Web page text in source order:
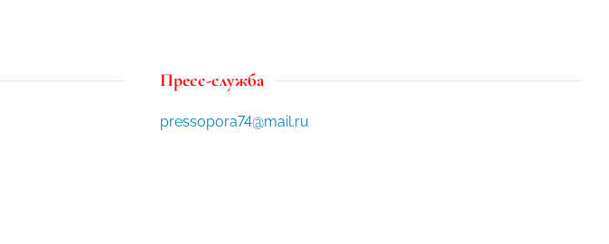
Пресс-служба
pressopora74@mail.ru